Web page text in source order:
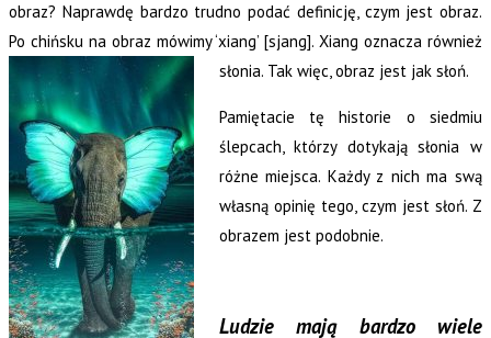
obraz? Naprawdę bardzo trudno podać definicję, czym jest obraz.
Po chińsku na obraz mówimy ‘xiang’ [sjang].Xiangoznacza również
słonia. Tak więc, obraz jest jak słoń.
Pamiętacie tę historie o siedmiu
ślepcach, którzy dotykają słonia w
różne miejsca. Każdy z nich ma swą
własną opinię tego, czym jest słoń. Z
obrazem jest podobnie.
Ludzie mają bardzo wiele